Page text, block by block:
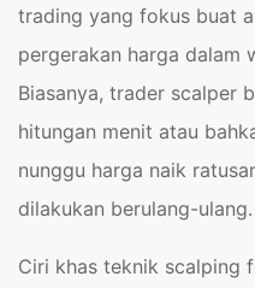
trading yang fokus buat
pergerakan harga dalam
Biasanya, trader scalper
hitungan menit atau
nunggu harga naik
dilakukan berulang-ulang.
Ciri khas teknik scalping